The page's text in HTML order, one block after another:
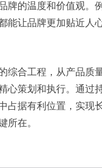
牌的温度和价值观。
能让品牌更加贴近人
综合工程，从产品质
心策划和执行。通过
占据有利位置，实现
所在。